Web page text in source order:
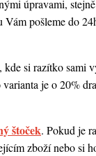
úpravami,
pošleme do
si razítko sami
je o 20%
štoček. Pokud je
zboží nebo si